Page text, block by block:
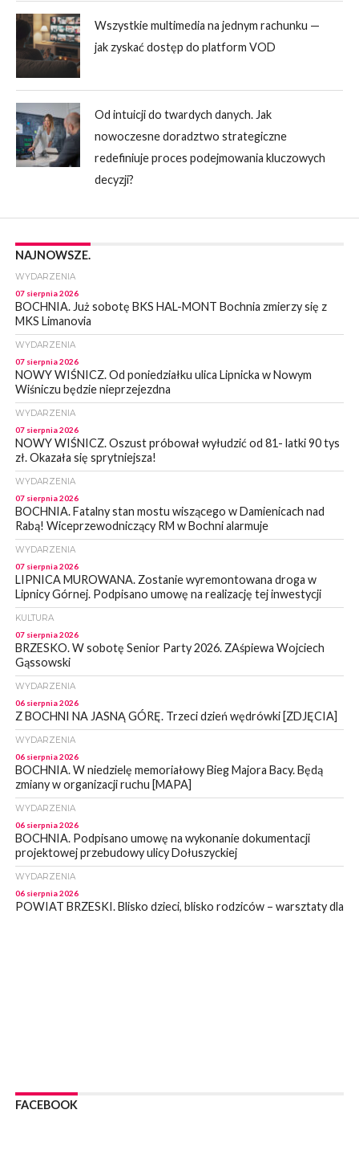
Wszystkie multimedia na jednym rachunku —
jak zyskać dostęp do platform VOD
Od intuicji do twardych danych. Jak
nowoczesne doradztwo strategiczne
redefiniuje proces podejmowania kluczowych
decyzji?
NAJNOWSZE.
WYDARZENIA
07 sierpnia 2026
BOCHNIA. Już sobotę BKS HAL-MONT Bochnia zmierzy się z
MKS Limanovia
WYDARZENIA
07 sierpnia 2026
NOWY WIŚNICZ. Od poniedziałku ulica Lipnicka w Nowym
Wiśniczu będzie nieprzejezdna
WYDARZENIA
07 sierpnia 2026
NOWY WIŚNICZ. Oszust próbował wyłudzić od 81- latki 90 tys
zł. Okazała się sprytniejsza!
WYDARZENIA
07 sierpnia 2026
BOCHNIA. Fatalny stan mostu wiszącego w Damienicach nad
Rabą! Wiceprzewodniczący RM w Bochni alarmuje
WYDARZENIA
07 sierpnia 2026
LIPNICA MUROWANA. Zostanie wyremontowana droga w
Lipnicy Górnej. Podpisano umowę na realizację tej inwestycji
KULTURA
07 sierpnia 2026
BRZESKO. W sobotę Senior Party 2026. ZAśpiewa Wojciech
Gąssowski
WYDARZENIA
06 sierpnia 2026
Z BOCHNI NA JASNĄ GÓRĘ. Trzeci dzień wędrówki [ZDJĘCIA]
WYDARZENIA
06 sierpnia 2026
BOCHNIA. W niedzielę memoriałowy Bieg Majora Bacy. Będą
zmiany w organizacji ruchu [MAPA]
WYDARZENIA
06 sierpnia 2026
BOCHNIA. Podpisano umowę na wykonanie dokumentacji
projektowej przebudowy ulicy Dołuszyckiej
WYDARZENIA
06 sierpnia 2026
POWIAT BRZESKI. Blisko dzieci, blisko rodziców – warsztaty dla
06 sierpnia 2026
LIPNICA MUROWANA. Oddaj krew, pomóż potrzebującym!
FACEBOOK